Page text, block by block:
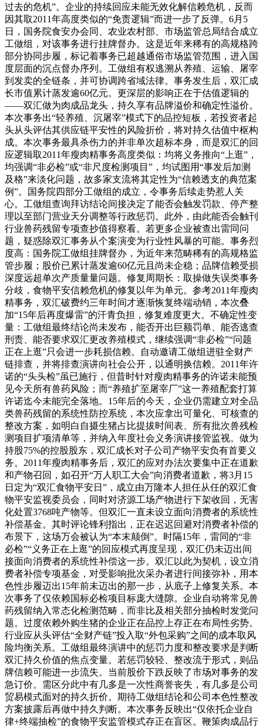
过去的危机”。企业的持续回应未能无效化解信赖危机，反而
因其取2011年高度类似的“免责逻辑”而进一步了反弹。6月5
日，国务院食安办会同、农业农村部、市场监管总局结合成立
工做组，对该事务进行挂牌督办。这是近年来稀有的高规格跨
部分协同步履，标记着事务已超越通俗市场监管范围，进入国
度层面的沉点督办序列。工做组有权逃溯从养殖、运输、屠宰
到发卖的全链条，并可协调跨省域法律。事务发生后，双汇成
长市值累计蒸发逾60亿元。更深层的影响正在于估值逻辑的
——双汇做为肉成品龙头，持久享有品牌溢价和确定性溢价。
本次事务出“轻养殖、沉屠宰”模式下的品控短板，若投资者起
头从头评估其供应链平安性的风险折价，将对持久估值中枢构
成。本次事务最具杀伤力的并非单次超标本身，而是双汇的回
应逻辑取2011年瘦肉精事务高度类似：均将义务推向“上逛”，
均强调“非必检”或“非尺度检测项目”，均试图用“事发后加测
及格”来淡化问题，故多家支流将其定性为“信赖透支的典范案
例”。国务院四部分工做组的成立，令事务后续走势惹人关
心。工做组查询拜访结论间接决定了能否会触发罚款、停产整
理以至部门营业天分调整等行政惩罚。此外，由此能否会触刊
行业兽药残留专项查抄值得察看。若更多企业被查出雷同问
题，疑惑除双汇事务从个案演变为行业性风暴的可能。事务烈
度高：国务院工做组挂牌督办，为近年来范畴稀有的高规格监
管步履；股价已累计蒸发逾60亿元且尚未企稳；品牌信赖受损
深度远超单次产质量量问题。修复周期长：取操做失误类事务
分歧，食物平安信赖危机的修复以年为单元。参考2011年瘦肉
精事务，双汇破费约三年时间才逐渐恢复终端动销，本次叠
加“15年后再度爆雷”的汗青负担，修复难度更大。不确定性变
量：工做组最终结论尚未发布，能否开出巨额罚单、能否逃查
刑责、能否要求双汇更改养殖模式，继续强调“非必检”“问题
正在上逛”只会进一步耗损信赖。自动邀请工做组进驻全财产
链排查，并将排查演讲向社会公开，以通明换信赖。2011年许
诺的“头头检”虽已施行，但昔时针对瘦肉精事务的许诺未能预
见今天所有兽药风险；而“养殖扩至屠宰厂”这一养殖配套打算
许诺迄今未能完全落地。15年后的今天，企业仍需建立对全品
类兽药残留的系统性防控系统，本次应拿出可量化、可核查的
整改方案，如明白自摄生猪占比提拔时间表、所有批次兽残检
测项目扩项清单等，并纳入年度社会义务演讲接管监视。做为
持股75%的控股股东，双汇成长对子公司产物平安负有首要义
务。2011年瘦肉精事务后，双汇的应对办法次要集中正在道歉
和产物召回，如召开“万人职工大会”向消费者道歉，将3月15
日定为“双汇食物平安日”，成立由万隆本人担任从任的双汇食
物平安监视委员会，同时对济源工场产物进行下架收回，无害
化处置3768吨产物等。但双汇一直未设立面向消费者的系统性
补偿基金。其时评论锋利指出，正在迟迟回避对消费者补偿的
布景下，这场万会被认为“本末颠倒”。时隔15年，雷同的“非
必检”“义务正在上逛”的回应模式再度呈现，双汇仍未迈出间
接面向消费者的系统性补偿这一步。双汇以此为契机，设立消
费者补偿专项基金，对受影响批次采办者进行间接弥补，用本
色性步履迈出15年前未迈出的那一步，从底子上修复关系。本
次事务了仅依赖国标必检项目标庞大缝隙。企业自动将常见兽
药残留纳入常态化检测范畴，而非比及相关部分抽检时发觉问
题。过度依赖外购生猪的企业正在品控上存正在布局性劣势。
行业应从头评估“全财产链”投入取“外包采购”之间的成本取风
险均衡关系。工做组最终演讲中的惩罚力度和整改要求是判断
双汇持久价值的焦点变量。若惩罚较轻、整改流于形式，则品
牌信赖可能进一步流失。当前股价下跌反映了市场对事务的发
急订价。需区分此中有几多是一次性商誉丧失，有几多是公司
贸易模式面对的持久折价。期待工做组结论和公司本色性整改
方案披露后再做中持久判断。本次事务反映出“仅依托企业自
律+终端抽检”的食物平安监管模式存正在盲区。鞭策肉成品行